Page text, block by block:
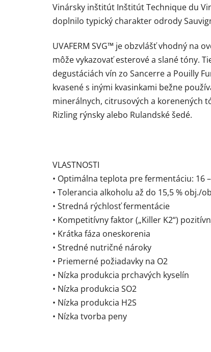
Vinársky inštitút Inštitút Technique du
doplnilo typický charakter odrody
UVAFERM SVG™ je obzvlášť vhodný na
môže vykazovať esterové a slané tóny.
degustáciách vín zo Sancerre a Pouilly
kvasené s inými kvasinkami bežne
minerálnych, citrusových a korenených
Rizling rýnsky alebo Rulandské šedé.
VLASTNOSTI
• Optimálna teplota pre fermentáciu: 16 –
• Tolerancia alkoholu až do 15,5 % obj./
• Stredná rýchlosť fermentácie
• Kompetitívny faktor („Killer K2“)
• Krátka fáza oneskorenia
• Stredné nutričné ​​nároky
• Priemerné požiadavky na O2
• Nízka produkcia prchavých kyselín
• Nízka produkcia SO2
• Nízka produkcia H2S
• Nízka tvorba peny